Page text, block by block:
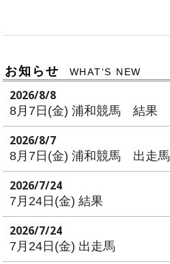
お知らせ WHAT'S NEW
2026/8/8
8月7日(金) 浦和競馬 結果
2026/8/7
8月7日(金) 浦和競馬 出走馬
2026/7/24
7月24日(金) 結果
2026/7/24
7月24日(金) 出走馬